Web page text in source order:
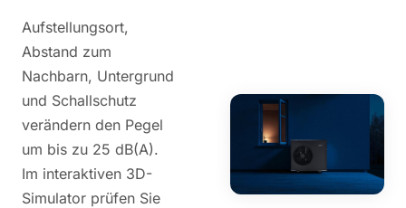
Aufstellungsort,
Abstand zum
Nachbarn, Untergrund
und Schallschutz
verändern den Pegel
um bis zu 25 dB(A).
Im interaktiven 3D-
Simulator prüfen Sie